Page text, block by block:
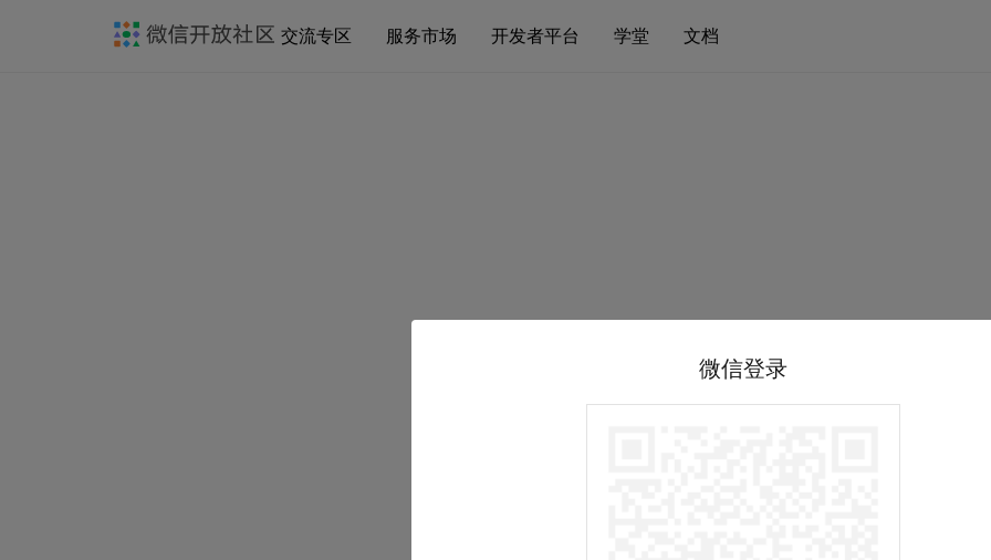
交流专区 服务市场 开发者平台 学堂 文档
微信登录